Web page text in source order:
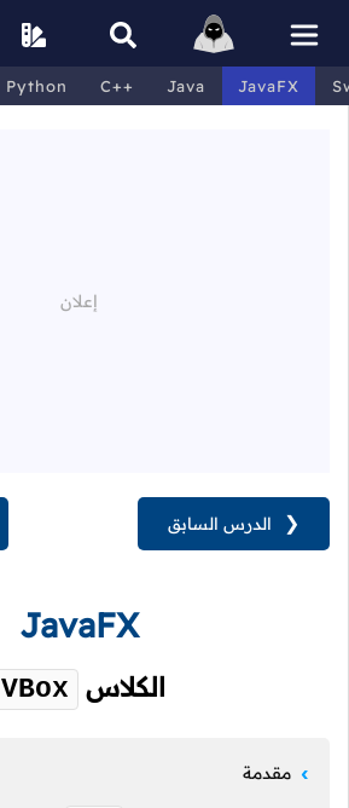
Python C++ Java JavaFX
❮ الدرس السابق
JavaFX
الكلاس VBox
مقدمة